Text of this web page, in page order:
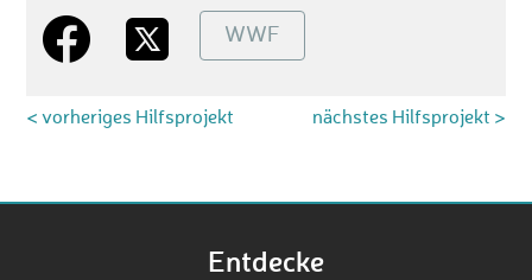
WWF
< vorheriges Hilfsprojekt nächstes Hilfsprojekt >
Entdecke